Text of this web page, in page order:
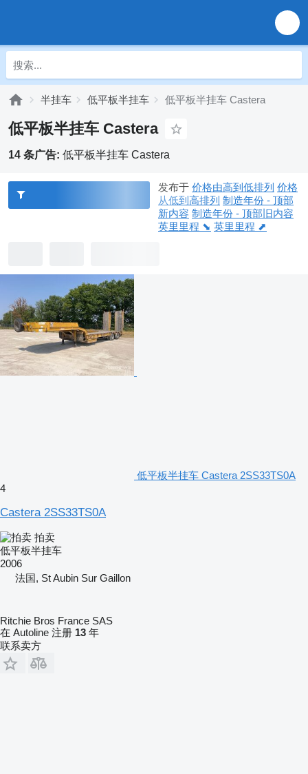
半挂车 低平板半挂车 低平板半挂车 Castera
低平板半挂车 Castera
14 条广告: 低平板半挂车 Castera
发布于 价格由高到低排列 价格
从低到高排列 制造年份 - 顶部
新内容 制造年份 - 顶部旧内容
英里里程 ⬊ 英里里程 ⬈
低平板半挂车 Castera 2SS33TS0A
4
Castera 2SS33TS0A
拍卖
低平板半挂车
2006
法国, St Aubin Sur Gaillon
Ritchie Bros France SAS
在 Autoline 注册 13 年
联系卖方